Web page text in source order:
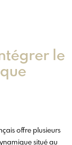
le
offre plusieurs
situé au